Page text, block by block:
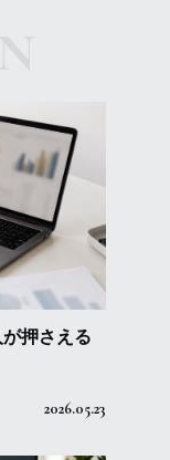
押さえる
2026.05.23